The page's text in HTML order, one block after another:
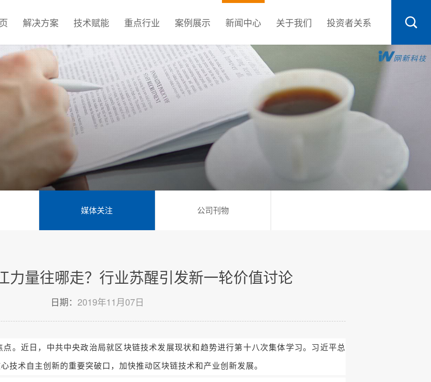
解决方案 技术赋能 重点行业 案例展示 新闻中心 关于我们 投资者关系
媒体关注 公司刊物
力量往哪走？行业苏醒引发新一轮价值讨论
日期： 2019年11月07日
。近日，中共中央政治局就区块链技术发展现状和趋势进行第十八次集体学习。习近平总
技术自主创新的重要突破口，加快推动区块链技术和产业创新发展。